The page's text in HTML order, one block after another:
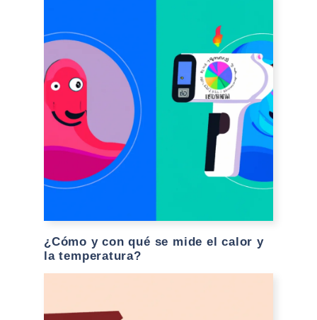
¿Cómo y con qué se mide el calor y
la temperatura?